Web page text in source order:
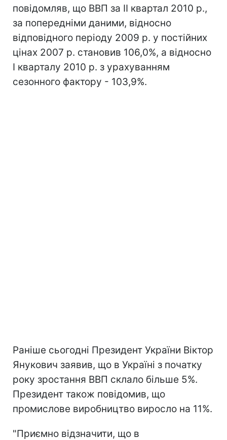
повідомляв, що ВВП за ІI квартал 2010 р.,
за попередніми даними, відносно
відповідного періоду 2009 р. у постійних
цінах 2007 р. становив 106,0%, а відносно
I кварталу 2010 р. з урахуванням
сезонного фактору - 103,9%.
Раніше сьогодні Президент України Віктор
Янукович заявив, що в Україні з початку
року зростання ВВП склало більше 5%.
Президент також повідомив, що
промислове виробництво виросло на 11%.
"Приємно відзначити, що в